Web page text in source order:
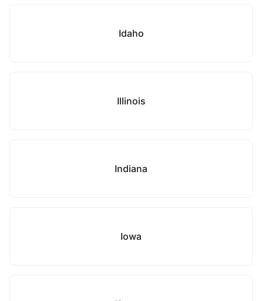
Idaho
Illinois
Indiana
Iowa